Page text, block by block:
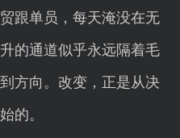
跟单员，每天淹没在无
的通道似乎永远隔着毛
方向。改变，正是从决
的。